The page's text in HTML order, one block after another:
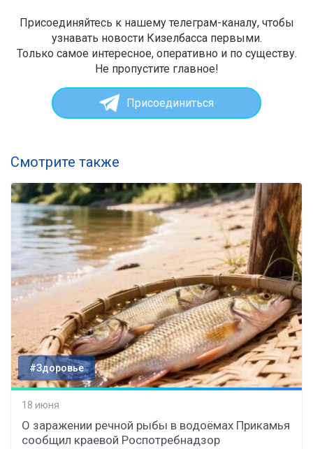
Присоединяйтесь к нашему телеграм-каналу, чтобы
узнавать новости Кизелбасса первыми.
Только самое интересное, оперативно и по существу.
Не пропустите главное!
Присоединиться
Смотрите также
#Здоровье
18 июня
О заражении речной рыбы в водоёмах Прикамья
сообщил краевой Роспотребнадзор